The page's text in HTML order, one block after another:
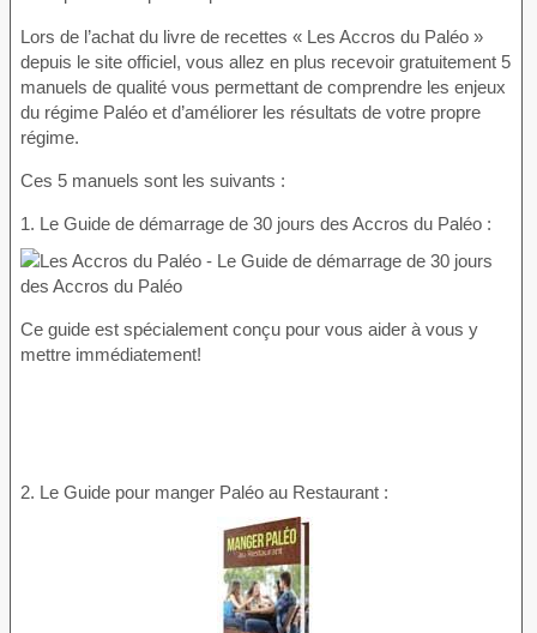
Lors de l’achat du livre de recettes « Les Accros du Paléo »
depuis le site officiel, vous allez en plus recevoir gratuitement 5
manuels de qualité vous permettant de comprendre les enjeux
du régime Paléo et d’améliorer les résultats de votre propre
régime.
Ces 5 manuels sont les suivants :
1. Le Guide de démarrage de 30 jours des Accros du Paléo :
Ce guide est spécialement conçu pour vous aider à vous y
mettre immédiatement!
2. Le Guide pour manger Paléo au Restaurant :